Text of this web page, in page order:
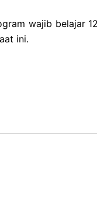
wajib belajar
ini.